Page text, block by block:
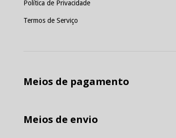
Política de Privacidade
Termos de Serviço
Meios de pagamento
Meios de envio